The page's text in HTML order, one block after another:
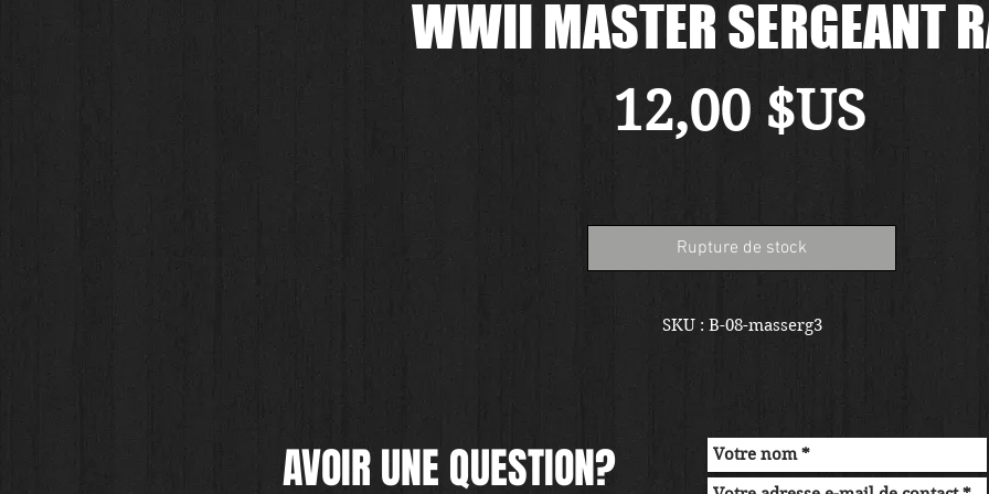
WWII MASTER SERGEANT
12,00 $USPrix
Rupture de stock
SKU : B-08-masserg3
AVOIR UNE QUESTION?